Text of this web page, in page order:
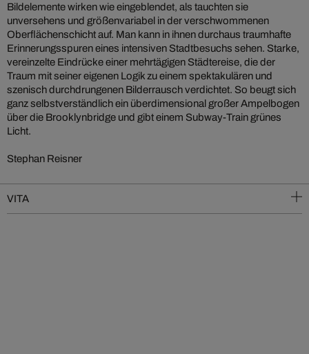
Bildelemente wirken wie eingeblendet, als tauchten sie
unversehens und größenvariabel in der verschwommenen
Oberflächenschicht auf. Man kann in ihnen durchaus traumhafte
Erinnerungsspuren eines intensiven Stadtbesuchs sehen. Starke,
vereinzelte Eindrücke einer mehrtägigen Städtereise, die der
Traum mit seiner eigenen Logik zu einem spektakulären und
szenisch durchdrungenen Bilderrausch verdichtet. So beugt sich
ganz selbstverständlich ein überdimensional großer Ampelbogen
über die Brooklynbridge und gibt einem Subway-Train grünes
Licht.
Stephan Reisner
VITA